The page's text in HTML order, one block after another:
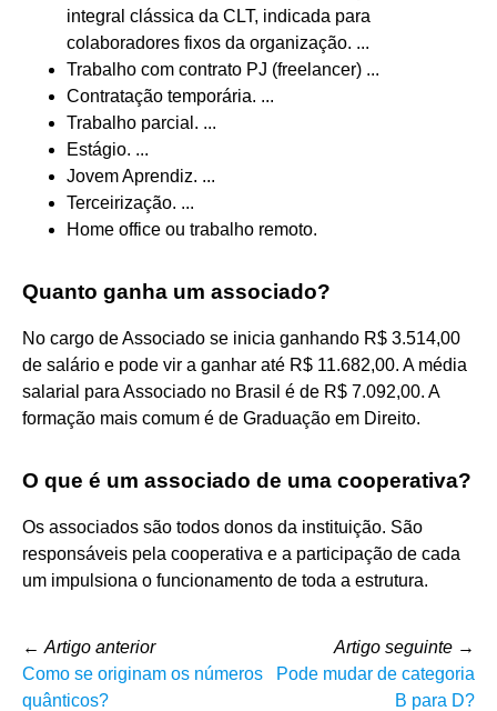
integral clássica da CLT, indicada para
colaboradores fixos da organização. ...
Trabalho com contrato PJ (freelancer) ...
Contratação temporária. ...
Trabalho parcial. ...
Estágio. ...
Jovem Aprendiz. ...
Terceirização. ...
Home office ou trabalho remoto.
Quanto ganha um associado?
No cargo de Associado se inicia ganhando R$ 3.514,00
de salário e pode vir a ganhar até R$ 11.682,00. A média
salarial para Associado no Brasil é de R$ 7.092,00. A
formação mais comum é de Graduação em Direito.
O que é um associado de uma cooperativa?
Os associados são todos donos da instituição. São
responsáveis pela cooperativa e a participação de cada
um impulsiona o funcionamento de toda a estrutura.
← Artigo anterior
Como se originam os números
quânticos?
Artigo seguinte →
Pode mudar de categoria
B para D?